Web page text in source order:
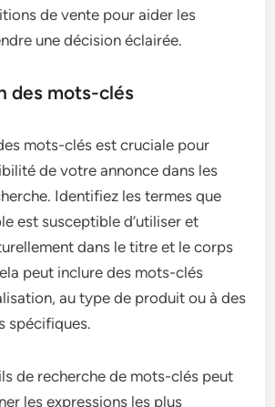
de vente pour aider les
une décision éclairée.
des mots-clés
mots-clés est cruciale pour
de votre annonce dans les
Identifiez les termes que
est susceptible d’utiliser et
dans le titre et le corps
peut inclure des mots-clés
au type de produit ou à des
spécifiques.
de recherche de mots-clés peut
les expressions les plus